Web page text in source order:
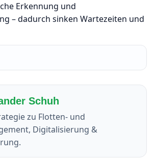
Erkennung und
– dadurch sinken Wartezeiten und
Schuh
zu Flotten- und
Digitalisierung &